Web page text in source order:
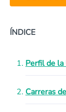
ÍNDICE
Perfil de la
Carreras